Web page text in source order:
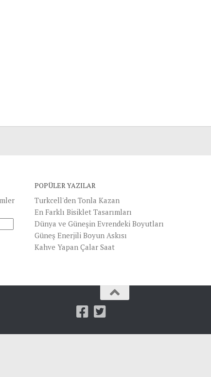
POPÜLER YAZILAR
Turkcell'den Tonla Kazan
En Farklı Bisiklet Tasarımları
Dünya ve Güneşin Evrendeki Boyutları
Güneş Enerjili Boyun Askısı
Kahve Yapan Çalar Saat